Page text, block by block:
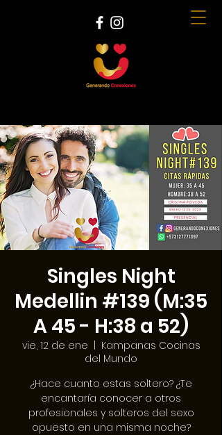
Singles Night
Medellin #139 (M:35
A 45 - H:38 a 52)
vie, 12 de ene
Kampanas Cocinas
del Mundo
¿Hace cuanto estas soltero? ¿Te
encantaría conocer a otros
profesionales y solteros del sexo
opuesto en una misma noche?